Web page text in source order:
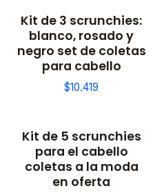
Kit de 3 scrunchies:
blanco, rosado y
negro set de coletas
para cabello
$10.419
Kit de 5 scrunchies
para el cabello
coletas a la moda
en oferta